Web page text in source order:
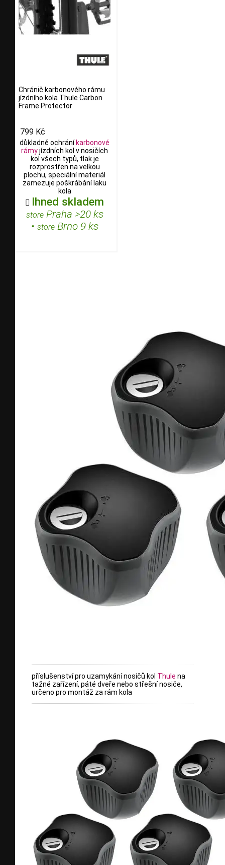
Chránič karbonového rámu
jízdního kola Thule Carbon
Frame Protector
799 Kč
důkladně ochrání karbonové
rámyjízdních kol v nosičích
kol všech typů, tlak je
rozprostřen na velkou
plochu, speciální materiál
zamezuje poškrábání laku
kola
 Ihned skladem
storePraha >20 ks
• storeBrno 9 ks
příslušenství pro uzamykání nosičů kol Thule na
tažné zařízení, páté dveře nebo střešní nosiče,
určeno pro montáž za rám kola